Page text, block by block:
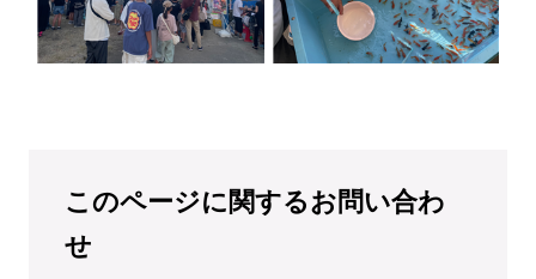
このページに関するお問い合わ
せ